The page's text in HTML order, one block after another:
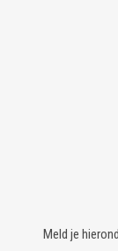
Meld je